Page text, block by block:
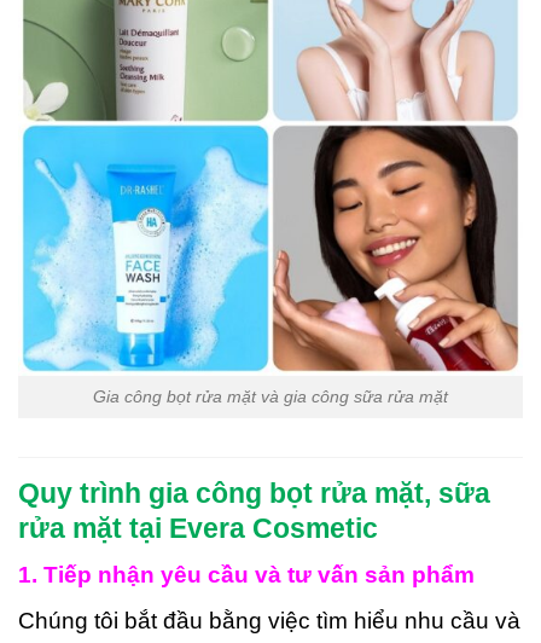
Gia công bọt rửa mặt và gia công sữa rửa mặt
Quy trình gia công bọt rửa mặt, sữa
rửa mặt tại Evera Cosmetic
1. Tiếp nhận yêu cầu và tư vấn sản phẩm
Chúng tôi bắt đầu bằng việc tìm hiểu nhu cầu và